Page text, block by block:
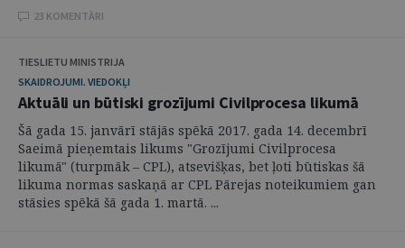
23 KOMENTĀRI
TIESLIETU MINISTRIJA
SKAIDROJUMI. VIEDOKĻI
Aktuāli un būtiski grozījumi Civilprocesa likumā
Šā gada 15. janvārī stājās spēkā 2017. gada 14. decembrī
Saeimā pieņemtais likums "Grozījumi Civilprocesa
likumā" (turpmāk – CPL), atsevišķas, bet ļoti būtiskas šā
likuma normas saskaņā ar CPL Pārejas noteikumiem gan
stāsies spēkā šā gada 1. martā. ...